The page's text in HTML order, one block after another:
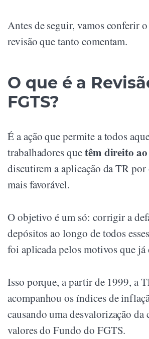
Antes de seguir, vamos conferir o
revisão que tanto comentam.
O que é a
FGTS?
É a ação que permite a todos
trabalhadores quetêm direito
discutirem a aplicação da TR
mais favorável.
O objetivo é um só: corrigir a
depósitos ao longo de todos
foi aplicada pelos motivos que já
Isso porque, a partir de 1999, a
acompanhou os índices de
causando uma desvalorização da
valores do Fundo do FGTS.